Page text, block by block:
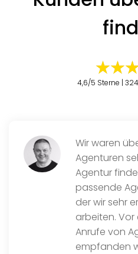
4,6/5 Sterne |
Wir waren
Agenturen
Agentur
passende
der wir sehr
arbeiten.
Anrufe von
empfanden